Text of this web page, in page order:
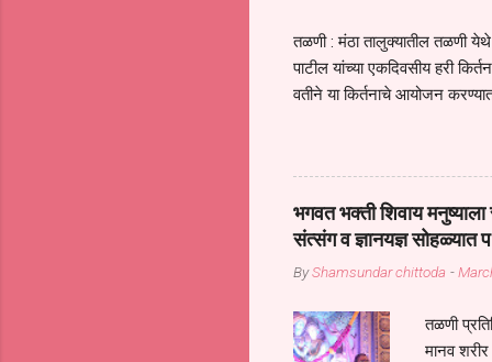
तळणी : मंठा तालुक्यातील तळणी येथे
पाटील यांच्या एकदिवसीय हरी
वतीने या किर्तनाचे आयोजन
जातीच्या परीक्षेचा काळ आहे
महामारीतून जर आपल्याला वाचायचे
सप्रदायच खूप मोठा आधार आहे
गरजा कीती कमी आहेत यांची
आधार असते परतू आज काल तीच
भगवत भक्ती शिवाय मनुष्याला
संत्संग व ज्ञानयज्ञ सोहळ्यात
ByShamsundar chittoda -
तळणी
मानव